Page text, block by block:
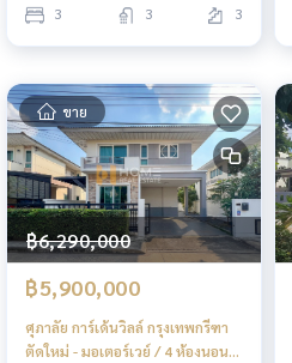
3 3 3
ขาย
฿6,290,000
฿5,900,000
ศุภาลัย การ์เด้นวิลล์ กรุงเทพกรีฑา
ตัดใหม่ - มอเตอร์เวย์ / 4 ห้องนอน